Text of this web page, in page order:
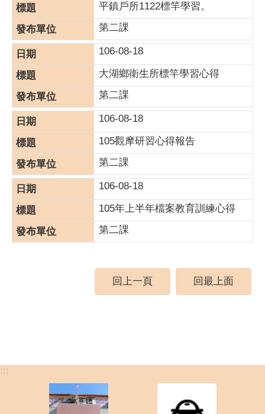
平鎮戶所1122標竿學習。
第二課
106-08-18
大湖鄉衛生所標竿學習心得
第二課
106-08-18
105觀摩研習心得報告
第二課
106-08-18
105年上半年檔案教育訓練心得
第二課
回上一頁 回最上面
:::